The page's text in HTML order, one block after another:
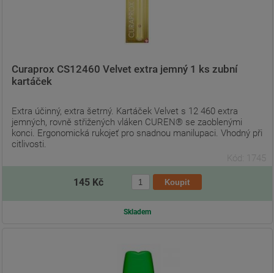
Curaprox CS12460 Velvet extra jemný 1 ks zubní
kartáček
Extra účinný, extra šetrný. Kartáček Velvet s 12 460 extra
jemných, rovně střižených vláken CUREN® se zaoblenými
konci. Ergonomická rukojeť pro snadnou manilupaci. Vhodný při
citlivosti.
Kód: 1745
145 Kč
Skladem